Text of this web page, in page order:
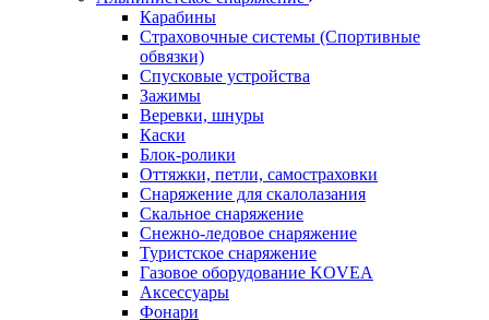
Карабины
Страховочные системы (Спортивные
обвязки)
Спусковые устройства
Зажимы
Веревки, шнуры
Каски
Блок-ролики
Оттяжки, петли, самостраховки
Снаряжение для скалолазания
Скальное снаряжение
Снежно-ледовое снаряжение
Туристское снаряжение
Газовое оборудование KOVEA
Аксессуары
Фонари